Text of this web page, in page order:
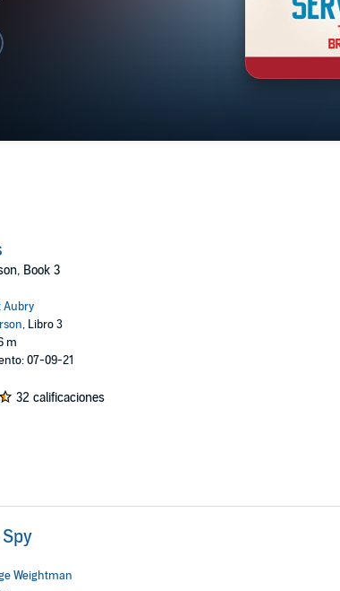
Book 3
Aubry
, Libro 3
m
07-09-21
32 calificaciones
Weightman